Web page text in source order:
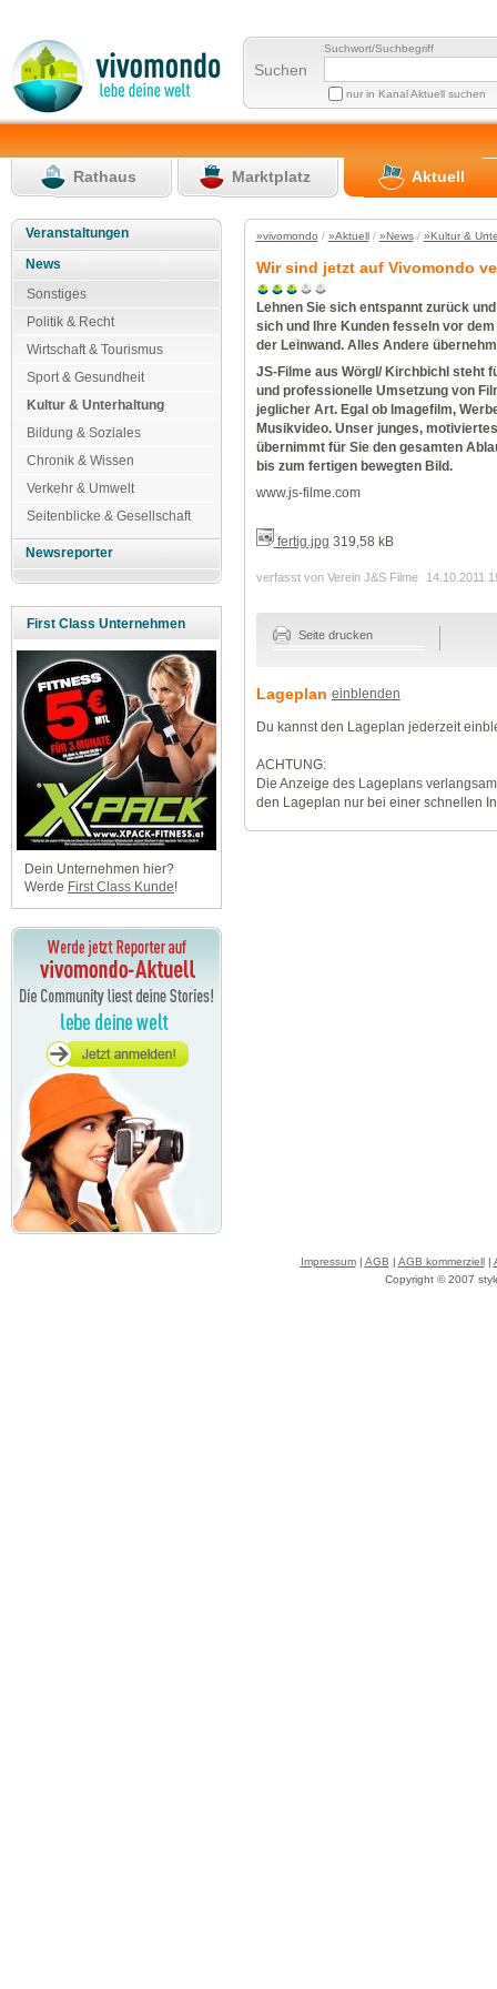
Suchen
Suchwort/Suchbegriff
nur in Kanal Aktuell suchen
Rathaus Marktplatz Aktuell
Veranstaltungen
News
Sonstiges
Politik & Recht
Wirtschaft & Tourismus
Sport & Gesundheit
Kultur & Unterhaltung
Bildung & Soziales
Chronik & Wissen
Verkehr & Umwelt
Seitenblicke & Gesellschaft
Newsreporter
First Class Unternehmen
Dein Unternehmen hier?
Werde First Class Kunde!
»vivomondo / »Aktuell/ »News/ »Kultur &
Wir sind jetzt auf Vivomondo
Lehnen Sie sich entspannt zurück
sich und Ihre Kunden fesseln vor
der Leinwand. Alles Andere
JS-Filme aus Wörgl/ Kirchbichl steht
und professionelle Umsetzung von
jeglicher Art. Egal ob Imagefilm,
Musikvideo. Unser junges,
übernimmt für Sie den gesamten
bis zum fertigen bewegten Bild.
www.js-filme.com
fertig.jpg 319,58 kB
verfasst von Verein J&S Filme 14.10.2011
Seite drucken
Lageplan einblenden
Du kannst den Lageplan jederzeit
ACHTUNG:
Die Anzeige des Lageplans
den Lageplan nur bei einer schnellen
Impressum| AGB | AGB kommerziell|
Copyright © 2007